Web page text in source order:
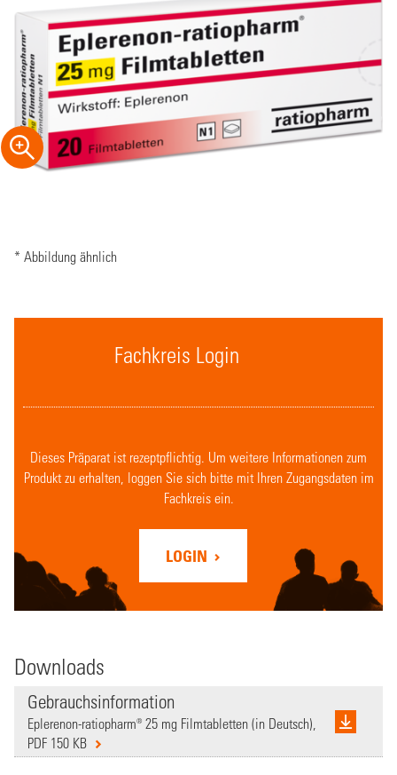
* Abbildung ähnlich
Fachkreis Login
Dieses Präparat ist rezeptpflichtig. Um weitere Informationen zum
Produkt zu erhalten, loggen Sie sich bitte mit Ihren Zugangsdaten im
Fachkreis ein.
LOGIN
Downloads
Gebrauchsinformation
Eplerenon-ratiopharm® 25 mg Filmtabletten (in Deutsch),
PDF 150 KB